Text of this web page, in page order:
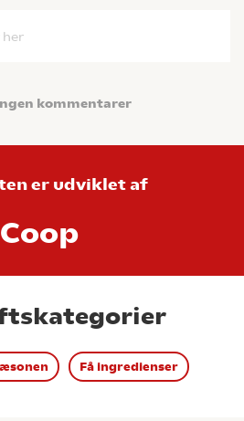
her
kommentarer
er udviklet af
Coop
Få ingredienser